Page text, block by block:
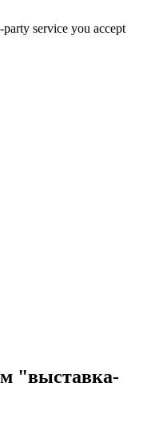
service you accept
"выставка-